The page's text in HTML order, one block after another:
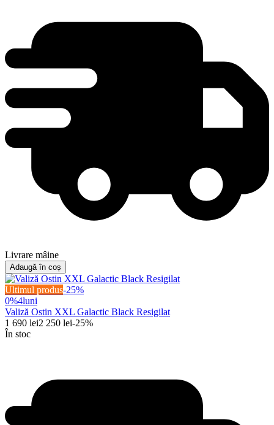
Livrare mâine
Adaugă în coș
Ultimul produs-25%
0%4luni
Valiză Ostin XXL Galactic Black Resigilat
1 690 lei2 250 lei-25%
În stoc